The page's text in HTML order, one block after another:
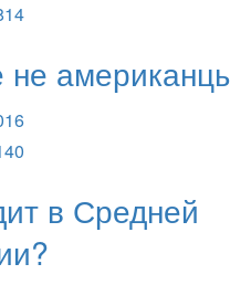
не
в Средней